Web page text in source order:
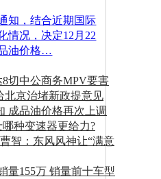
知，结合近期国际
情况，决定12月22
油价格…
切中公商务MPV要害
北京治堵新政提意见
成品油价格再次上调
种变速器更给力?
智：东风风神让“满意
量155万 销量前十车型